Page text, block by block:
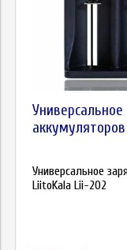
Универсальное
LiitoKala Lii-202